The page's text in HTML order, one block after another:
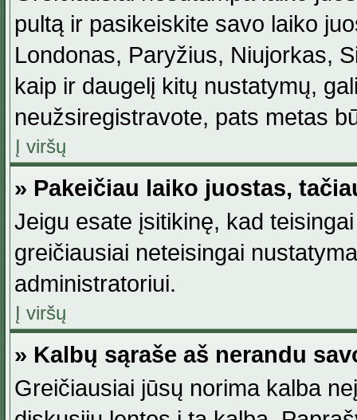
pultą ir pasikeiskite savo laiko
Londonas, Paryžius, Niujorkas,
kaip ir daugelį kitų nustatymų,
neužsiregistravote, pats metas
Į viršų
» Pakeičiau laiko juostas,
Jeigu esate įsitikinę, kad
greičiausiai neteisingai
administratoriui.
Į viršų
» Kalbų sąraše aš nerandu
Greičiausiai jūsų norima kalba